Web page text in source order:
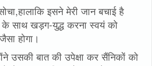
इसने मेरी जान बचाई है
साथ खड़ग-युद्ध करना स्वयं को
होगा।
उसकी बात की उपेक्षा कर सैंनिकों को